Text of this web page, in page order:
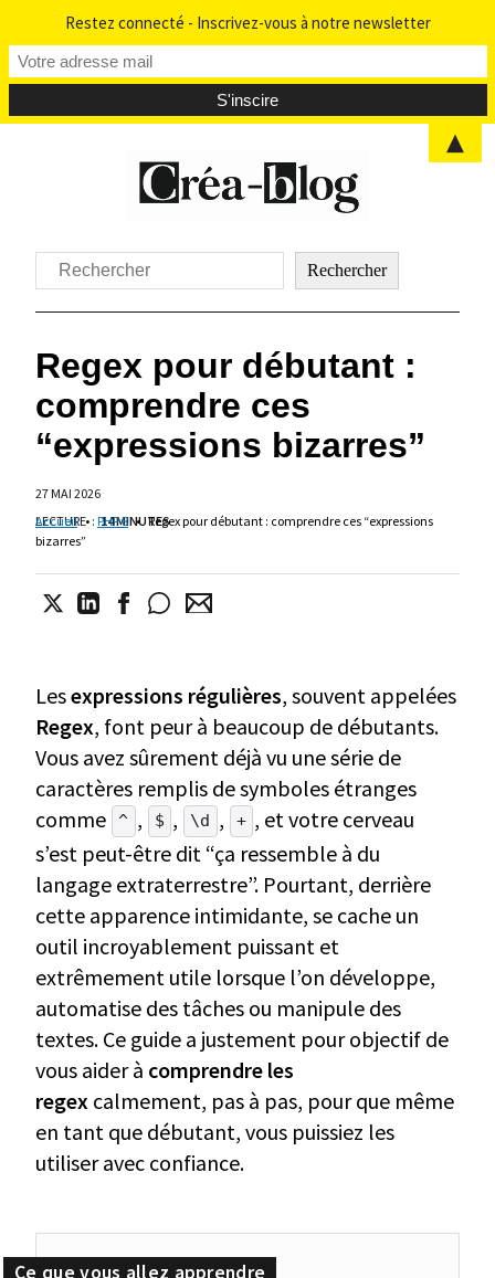
Rechercher Rechercher
Regex pour débutant :
comprendre ces
“expressions bizarres”
27 MAI 2026
LECTURE : 14 MINUTES
Accueil • PHP 8 • Regex pour débutant : comprendre ces “expressions
bizarres”
Lesexpressions régulières, souvent appelées
Regex, font peur à beaucoup de débutants.
Vous avez sûrement déjà vu une série de
caractères remplis de symboles étranges
comme
^ , $ , \d , + , et votre cerveau
s’est peut-être dit “ça ressemble à du
langage extraterrestre”. Pourtant, derrière
cette apparence intimidante, se cache un
outil incroyablement puissant et
extrêmement utile lorsque l’on développe,
automatise des tâches ou manipule des
textes. Ce guide a justement pour objectif de
vous aider à comprendre les
regex calmement, pas à pas, pour que même
en tant que débutant, vous puissiez les
utiliser avec confiance.
Restez connecté - Inscrivez-vous à notre newsletter
▲